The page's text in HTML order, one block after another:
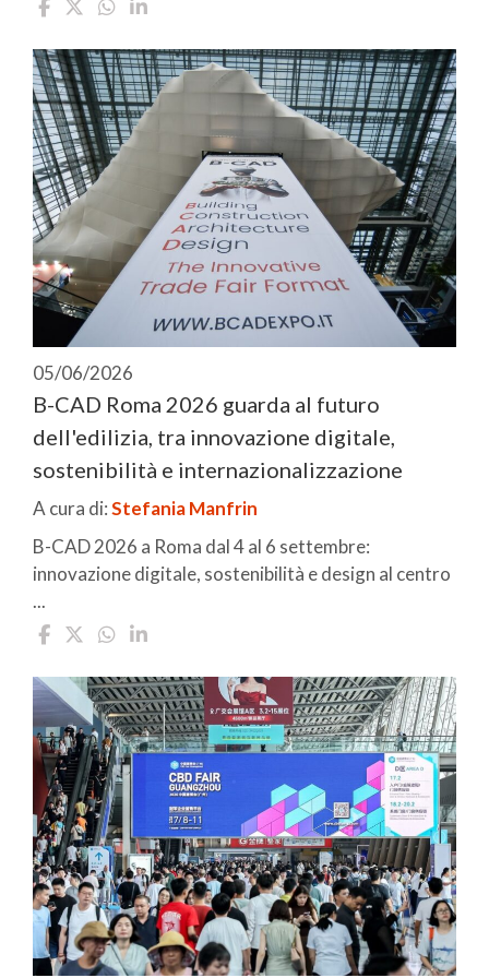
05/06/2026
B-CAD Roma 2026 guarda al futuro
dell'edilizia, tra innovazione digitale,
sostenibilità e internazionalizzazione
A cura di:Stefania Manfrin
B-CAD 2026 a Roma dal 4 al 6 settembre:
innovazione digitale, sostenibilità e design al centro
...